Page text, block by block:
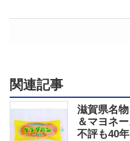
関連記事
滋賀県名
＆マヨネ
不評も40